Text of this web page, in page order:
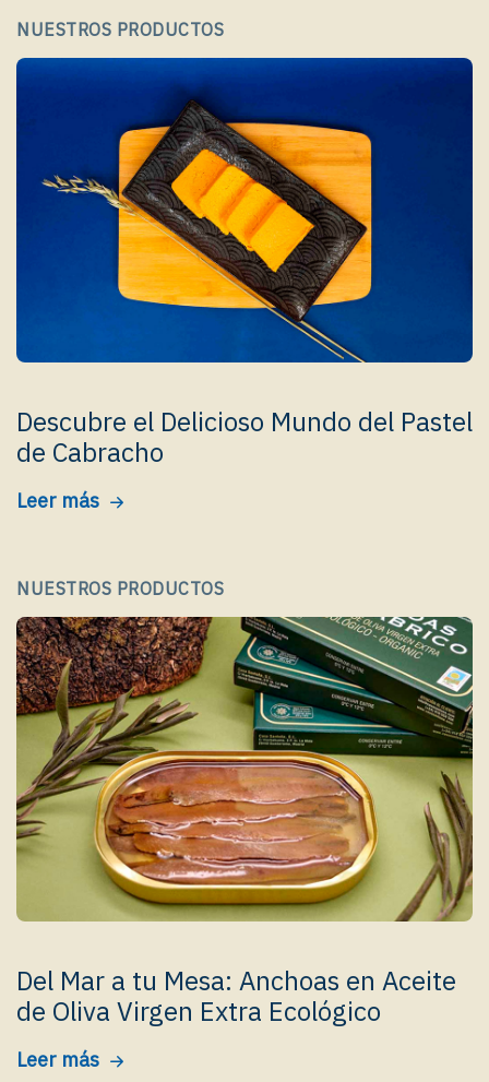
NUESTROS PRODUCTOS
Descubre el Delicioso Mundo del Pastel
de Cabracho
Leer más
NUESTROS PRODUCTOS
Del Mar a tu Mesa: Anchoas en Aceite
de Oliva Virgen Extra Ecológico
Leer más